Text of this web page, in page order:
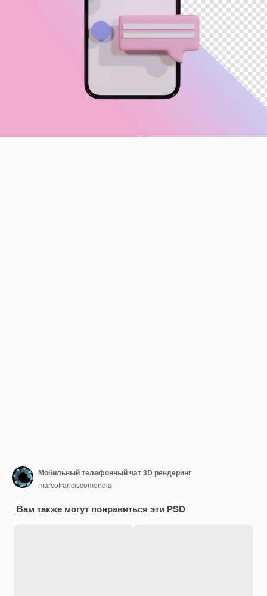
Мобильный телефонный чат 3D рендеринг
marcofranciscomendia
Вам также могут понравиться эти PSD